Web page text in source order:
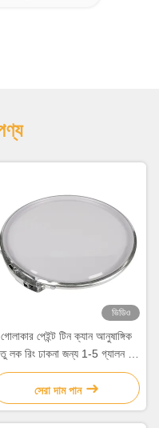
ভিডিও
গোলাকার পেইন্ট টিন ক্যান আনুষাঙ্গিক
লক রিং ঢাকনা জন্য 1-5 গ্যালন টিন
ক্যান বালতি
সেরা দাম পান